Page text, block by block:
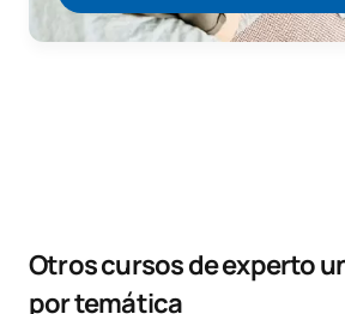
Otros cursos de experto
por temática